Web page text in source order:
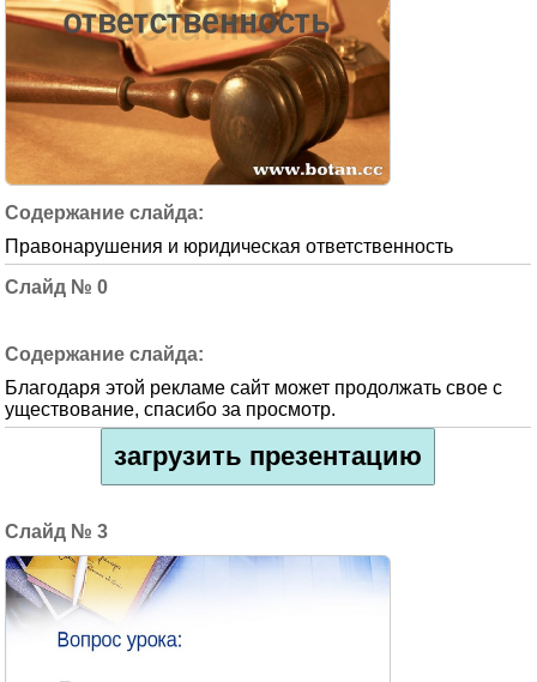
Правонарушения и юридическая ответственность
0
Благодаря этой рекламе сайт может продолжать свое с
уществование, спасибо за просмотр.
загрузить презентацию
3